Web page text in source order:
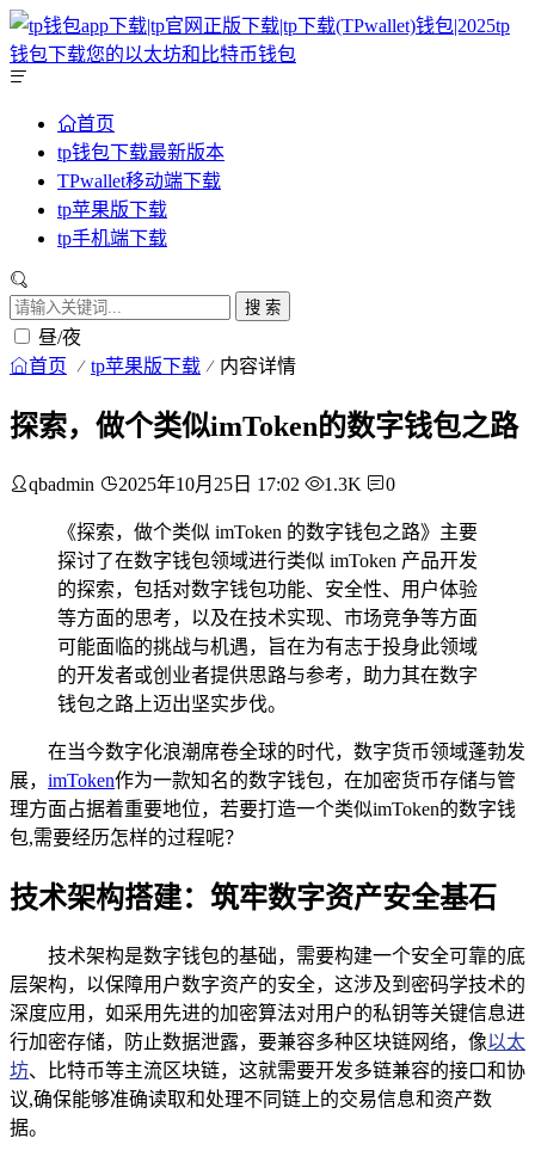
首页
tp钱包下载最新版本
TPwallet移动端下载
tp苹果版下载
tp手机端下载
搜 索
昼/夜
首页 tp苹果版下载 内容详情
探索，做个类似imToken的数字钱包之路
qbadmin 2025年10月25日 17:02 1.3K 0
《探索，做个类似 imToken 的数字钱包之路》主要
探讨了在数字钱包领域进行类似 imToken 产品开发
的探索，包括对数字钱包功能、安全性、用户体验
等方面的思考，以及在技术实现、市场竞争等方面
可能面临的挑战与机遇，旨在为有志于投身此领域
的开发者或创业者提供思路与参考，助力其在数字
钱包之路上迈出坚实步伐。
在当今数字化浪潮席卷全球的时代，数字货币领域蓬勃发
展， imToken作为一款知名的数字钱包，在加密货币存储与管
理方面占据着重要地位，若要打造一个类似imToken的数字钱
包,需要经历怎样的过程呢？
技术架构搭建：筑牢数字资产安全基石
技术架构是数字钱包的基础，需要构建一个安全可靠的底
层架构，以保障用户数字资产的安全，这涉及到密码学技术的
深度应用，如采用先进的加密算法对用户的私钥等关键信息进
行加密存储，防止数据泄露，要兼容多种区块链网络，像以太
坊、比特币等主流区块链，这就需要开发多链兼容的接口和协
议,确保能够准确读取和处理不同链上的交易信息和资产数
据。